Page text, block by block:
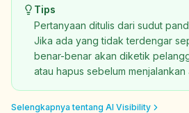
Tips
Pertanyaan ditulis dari sudut
Jika ada yang tidak terdengar
benar-benar akan diketik
atau hapus sebelum menjalankan
Selengkapnya tentang AI Visibility